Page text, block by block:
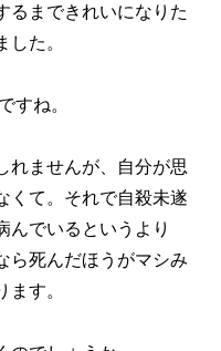
るまできれいになりた
た。
すね。
ませんが、自分が思
くて。それで自殺未遂
んでいるというより
ら死んだほうがマシみ
す。